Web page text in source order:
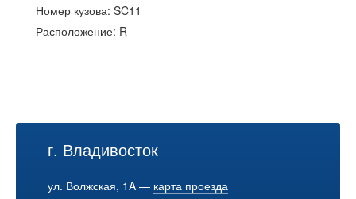
Номер кузова: SC11
Расположение: R
г. Владивосток
ул. Волжская, 1A — карта проезда